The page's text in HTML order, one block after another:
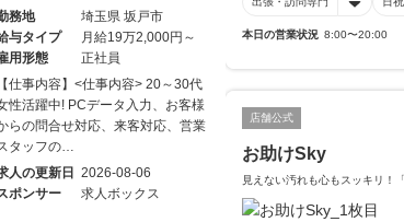
本日の営業状況 8:00〜20:00
店舗公式
お助けSky
見えない汚れも心もスッキリ！
務地
埼玉県 坂戸市
与タイプ
月給19万2,000円～
用形態
正社員
【仕事内容】<仕事内容> 20～30代
性活躍中! PCデータ入力、お客様
らの問合せ対応、来客対応、営業
タッフの…
人の更新日
2026-08-06
ポンサー
求人ボックス